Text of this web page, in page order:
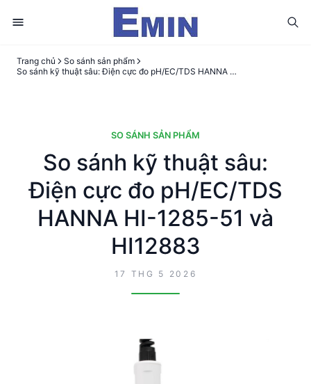
Trang chủ
So sánh sản phẩm
So sánh kỹ thuật sâu: Điện cực đo pH/EC/TDS HANNA HI-1285-51 và HI12883
SO SÁNH SẢN PHẨM
So sánh kỹ thuật sâu:
Điện cực đo pH/EC/TDS
HANNA HI-1285-51 và
HI12883
17 THG 5 2026